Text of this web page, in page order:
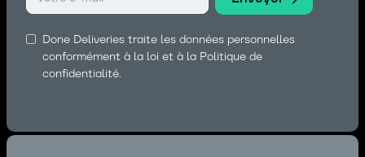
Done Deliveries traite les données personnelles
conformément à la loi et à la Politique de
confidentialité.